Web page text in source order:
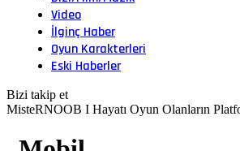
Video
İlginç Haber
Oyun Karakterleri
Eski Haberler
Bizi takip et
MisteRNOOB I Hayatı Oyun Olanların